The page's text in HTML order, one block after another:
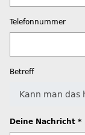
Telefonnummer
Betreff
Deine Nachricht *